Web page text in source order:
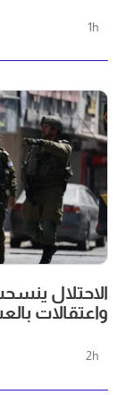
1h
الاحتلال
واعتقالات
2h